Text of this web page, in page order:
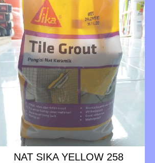
NAT SIKA YELLOW 258